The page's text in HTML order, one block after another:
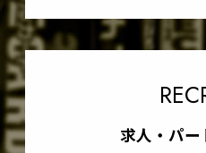
求人・パ